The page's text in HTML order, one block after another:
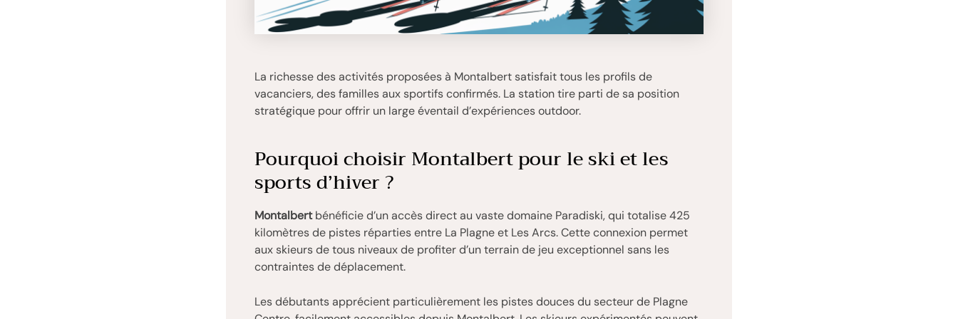
La richesse des activités proposées à Montalbert satisfait tous les profils de
vacanciers, des familles aux sportifs confirmés. La station tire parti de sa position
stratégique pour offrir un large éventail d’expériences outdoor.
Pourquoi choisir Montalbert pour le ski et les
sports d’hiver ?
Montalbertbénéficie d’un accès direct au vaste domaine Paradiski, qui totalise 425
kilomètres de pistes réparties entre La Plagne et Les Arcs. Cette connexion permet
aux skieurs de tous niveaux de profiter d’un terrain de jeu exceptionnel sans les
contraintes de déplacement.
Les débutants apprécient particulièrement les pistes douces du secteur de Plagne